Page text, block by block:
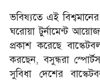
ভবিষ্যতে এই
ঘরোয়া টুর্নামেন্ট
প্রকাশ করেছে
করছেন, বসুন্ধরা
সুবিধা দেশের